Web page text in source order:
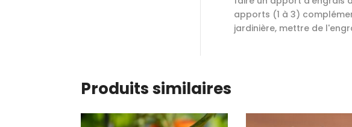
apports (1 à 3)
jardinière, mettre de
Produits similaires